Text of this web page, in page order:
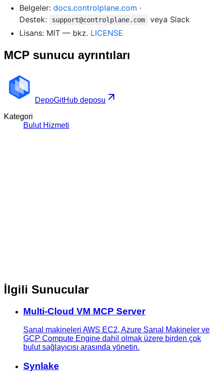
Belgeler: docs.controlplane.com ·
Destek:
support@controlplane.com
veya Slack
Lisans: MIT — bkz. LICENSE
MCP sunucu ayrıntıları
DepoGitHub deposu
Kategori
Bulut Hizmeti
İlgili Sunucular
Multi-Cloud VM MCP Server
Sanal makineleri AWS EC2, Azure Sanal Makineler ve
GCP Compute Engine dahil olmak üzere birden çok
bulut sağlayıcısı arasında yönetin.
Synlake